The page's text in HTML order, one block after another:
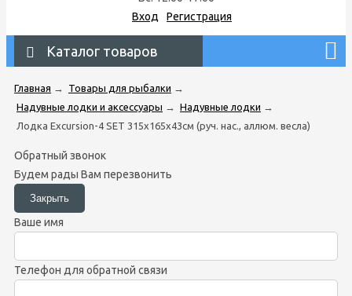
Вход
Регистрация
Каталог товаров
Главная → Товары для рыбалки →
Надувные лодки и аксессуары → Надувные лодки →
Лодка Excursion-4 SET 315х165х43см (руч. нас., аллюм. весла)
Обратный звонок
Будем рады Вам перезвонить
Ваше имя
Телефон для обратной связи